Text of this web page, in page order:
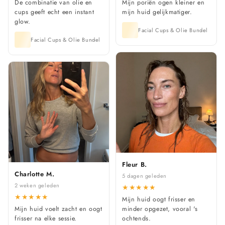
De combinatie van olie en
cups geeft echt een instant
glow.
Facial Cups & Olie Bundel
Charlotte M.
2 weken geleden
★★★★★
Mijn huid voelt zacht en oogt
frisser na elke sessie.
Mijn poriën ogen kleiner en
mijn huid gelijkmatiger.
Facial Cups & Olie Bundel
Fleur B.
5 dagen geleden
★★★★★
Mijn huid oogt frisser en
minder opgezet, vooral 's
ochtends.